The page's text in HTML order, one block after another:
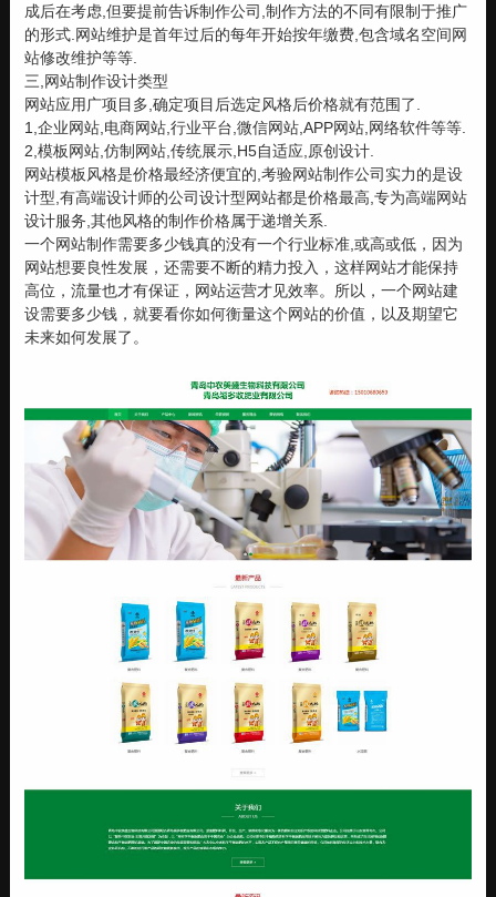
成后在考虑,但要提前告诉制作公司,制作方法的不同有限制于推广
的形式.网站维护是首年过后的每年开始按年缴费,包含域名空间网
站修改维护等等.
三,网站制作设计类型
网站应用广项目多,确定项目后选定风格后价格就有范围了.
1,企业网站,电商网站,行业平台,微信网站,APP网站,网络软件等等.
2,模板网站,仿制网站,传统展示,H5自适应,原创设计.
网站模板风格是价格最经济便宜的,考验网站制作公司实力的是设
计型,有高端设计师的公司设计型网站都是价格最高,专为高端网站
设计服务,其他风格的制作价格属于递增关系.
一个网站制作需要多少钱真的没有一个行业标准,或高或低，因为
网站想要良性发展，还需要不断的精力投入，这样网站才能保持
高位，流量也才有保证，网站运营才见效率。所以，一个网站建
设需要多少钱，就要看你如何衡量这个网站的价值，以及期望它
未来如何发展了。